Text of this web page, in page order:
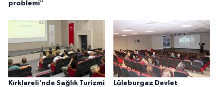
problemi"
Kırklareli'nde Sağlık Turizmi
Lüleburgaz Devlet